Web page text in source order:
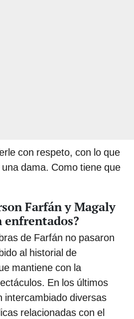
con respeto, con lo que
dama. Como tiene que
Farfán y Magaly
enfrentados?
de Farfán no pasaron
al historial de
mantiene con la
En los últimos
intercambiado diversas
relacionadas con el